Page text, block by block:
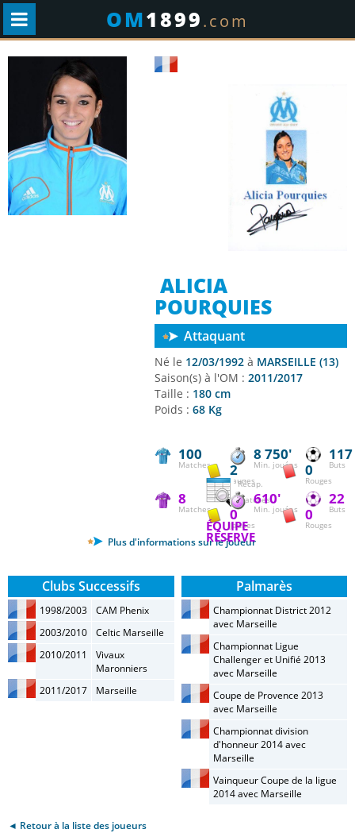
OM1899.com
ALICIA
POURQUIES
Attaquant
Né le 12/03/1992 à MARSEILLE (13)
Saison(s) à l'OM : 2011/2017
Taille : 180 cm
Poids : 68 Kg
100
Matches
8 750'
Min. jouées
117
Buts
2
Jaunes
0
Rouges
Récap.
matches
8
Matches
610'
Min. jouées
22
Buts
0
Jaunes
0
Rouges
ÉQUIPE
RÉSERVE
Plus d'informations sur le joueur
Clubs Successifs
1998/2003
CAM Phenix
2003/2010
Celtic Marseille
2010/2011
Vivaux
Maronniers
2011/2017
Marseille
Palmarès
Championnat District 2012
avec Marseille
Championnat Ligue
Challenger et Unifié 2013
avec Marseille
Coupe de Provence 2013
avec Marseille
Championnat division
d'honneur 2014 avec
Marseille
Vainqueur Coupe de la ligue
2014 avec Marseille
◄ Retour à la liste des joueurs